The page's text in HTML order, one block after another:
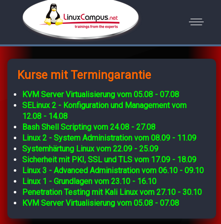
Kurse mit Termingarantie
KVM Server Virtualisierung vom 05.08 - 07.08
SELinux 2 - Konfiguration und Management vom
12.08 - 14.08
Bash Shell Scripting vom 24.08 - 27.08
Linux 2 - System Administration vom 08.09 - 11.09
Systemhärtung Linux vom 22.09 - 25.09
Sicherheit mit PKI, SSL und TLS vom 17.09 - 18.09
Linux 3 - Advanced Administration vom 06.10 - 09.10
Linux 1 - Grundlagen vom 23.10 - 16.10
Penetration Testing mit Kali Linux vom 27.10 - 30.10
KVM Server Virtualisierung vom 05.08 - 07.08